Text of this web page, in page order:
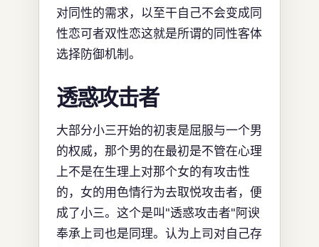
对同性的需求，以至干自己不会变成同
性恋可者双性恋这就是所谓的同性客体
选择防御机制。
透惑攻击者
大部分小三开始的初衷是屈服与一个男
的权威，那个男的在最初是不管在心理
上不是在生理上对那个女的有攻击性
的，女的用色情行为去取悦攻击者，便
成了小三。这个是叫"透惑攻击者"阿谀
奉承上司也是同理。认为上司对自己存